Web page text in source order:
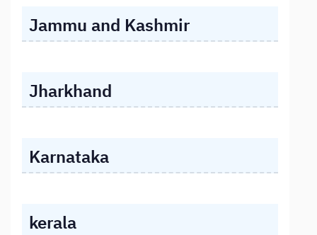
Jammu and Kashmir
Jharkhand
Karnataka
kerala